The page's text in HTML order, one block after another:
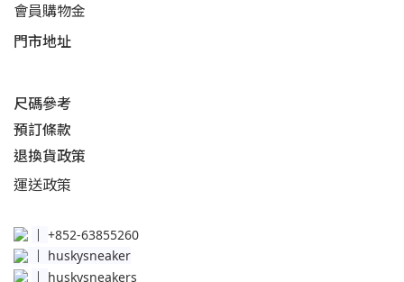
會員購物金
門市地址
尺碼參考
預訂條款
退換貨政策​
運送政策​
│ +852-63855260
huskysneaker
│ huskysneakers